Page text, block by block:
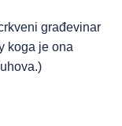
građevinar
koga je ona